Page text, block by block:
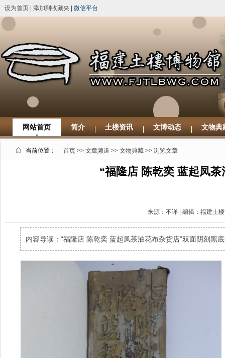
设为首页 添加到收藏夹 微信平台
网站首页 简介 土楼资讯 文博动态 文物典
当前位置： 首页 >> 文章频道 >> 文物典藏 >> 浏览文章
“福隆店 陈乾奕 蓝起凤
来源：不详 | 编辑：福建土
内容导读：“福隆店 陈乾奕 蓝起凤茶油花布杂货店”双面阴刻